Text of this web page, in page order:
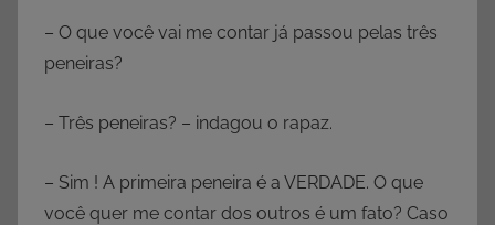
– O que você vai me contar já passou pelas três
peneiras?
– Três peneiras? – indagou o rapaz.
– Sim ! A primeira peneira é a VERDADE. O que
você quer me contar dos outros é um fato? Caso